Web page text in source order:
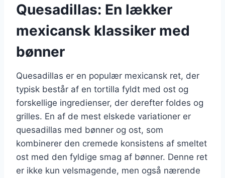
Quesadillas: En lækker
mexicansk klassiker med
bønner
Quesadillas er en populær mexicansk ret, der
typisk består af en tortilla fyldt med ost og
forskellige ingredienser, der derefter foldes og
grilles. En af de mest elskede variationer er
quesadillas med bønner og ost, som
kombinerer den cremede konsistens af smeltet
ost med den fyldige smag af bønner. Denne ret
er ikke kun velsmagende, men også nærende